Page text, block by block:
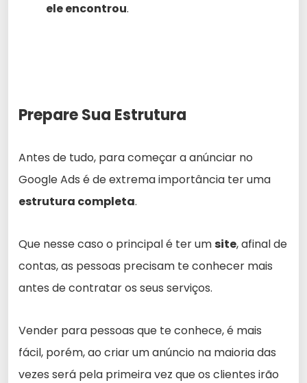
ele encontrou.
Prepare Sua Estrutura
Antes de tudo, para começar a anúnciar no
Google Ads é de extrema importância ter uma
estrutura completa.
Que nesse caso o principal é ter umsite, afinal de
contas, as pessoas precisam te conhecer mais
antes de contratar os seus serviços.
Vender para pessoas que te conhece, é mais
fácil, porém, ao criar um anúncio na maioria das
vezes será pela primeira vez que os clientes irão